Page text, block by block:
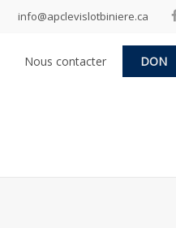
info@apclevislotbiniere.ca
DON
Nous contacter